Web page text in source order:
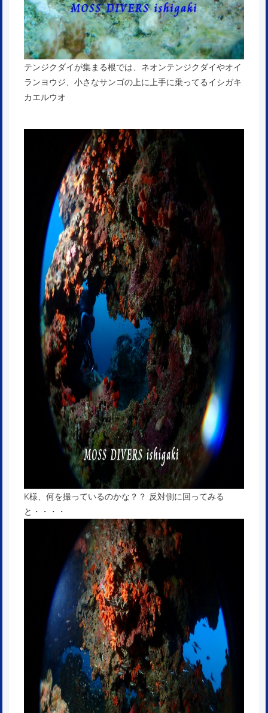
テンジクダイが集まる根では、ネオンテンジクダイやオイ
ランヨウジ、小さなサンゴの上に上手に乗ってるイシガキ
カエルウオ
K様、何を撮っているのかな？？ 反対側に回ってみる
と・・・・